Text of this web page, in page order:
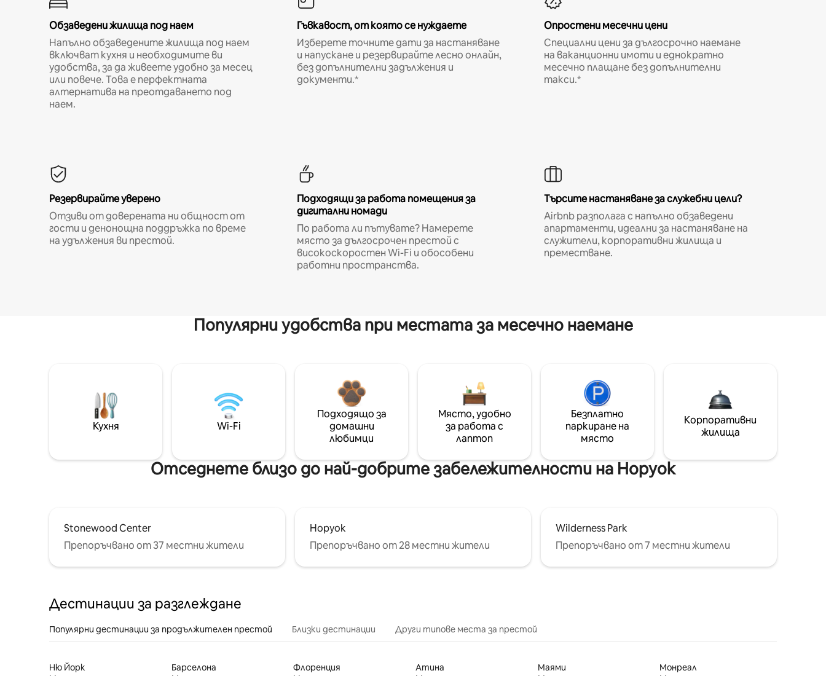
Обзаведени жилища под наем
Напълно обзаведените жилища под наем
включват кухня и необходимите ви
удобства, за да живеете удобно за месец
или повече. Това е перфектната
алтернатива на преотдаването под
наем.
Гъвкавост, от която се нуждаете
Изберете точните дати за настаняване
и напускане и резервирайте лесно онлайн,
без допълнителни задължения и
документи.*
Опростени месечни цени
Специални цени за дългосрочно наемане
на ваканционни имоти и еднократно
месечно плащане без допълнителни
такси.*
Резервирайте уверено
Отзиви от доверената ни общност от
гости и денонощна поддръжка по време
на удължения ви престой.
Подходящи за работа помещения за
дигитални номади
По работа ли пътувате? Намерете
място за дългосрочен престой с
високоскоростен Wi-Fi и обособени
работни пространства.
Търсите настаняване за служебни цели?
Airbnb разполага с напълно обзаведени
апартаменти, идеални за настаняване на
служители, корпоративни жилища и
преместване.
Популярни удобства при местата за месечно наемане
Кухня Wi-Fi
Подходящо за
домашни
любимци
Място, удобно
за работа с
лаптоп
Безплатно
паркиране на
място
Корпоративни
жилища
Отседнете близо до най-добрите забележителности на Норуок
Stonewood Center
Препоръчвано от 37 местни жители
Норуок
Препоръчвано от 28 местни жители
Wilderness Park
Препоръчвано от 7 местни жители
Дестинации за разглеждане
Популярни дестинации за продължителен престой Близки дестинации Други типове места за престой
Ню Йорк
Барселона
Флоренция
Атина
Маями
Монреал